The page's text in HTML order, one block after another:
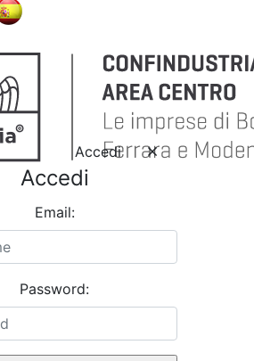
Accedi
Accedi
Email:
Password: